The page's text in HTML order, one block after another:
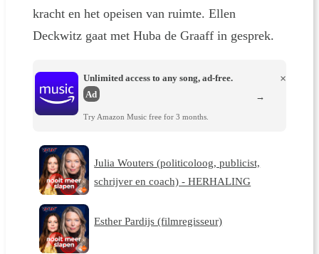
kracht en het opeisen van ruimte. Ellen
Deckwitz gaat met Huba de Graaff in gesprek.
Unlimited access to any song, ad-free.
Ad
Try Amazon Music free for 3 months.
×
→
Julia Wouters (politicoloog, publicist,
schrijver en coach) - HERHALING
Esther Pardijs (filmregisseur)